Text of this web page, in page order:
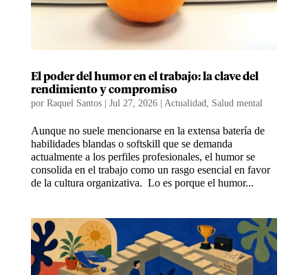
El poder del humor en el trabajo: la clave del
rendimiento y compromiso
por Raquel Santos| Jul 27, 2026| Actualidad Salud mental
Aunque no suele mencionarse en la extensa batería de
habilidades blandas o softskill que se demanda
actualmente a los perfiles profesionales, el humor se
consolida en el trabajo como un rasgo esencial en favor
de la cultura organizativa. Lo es porque el humor...